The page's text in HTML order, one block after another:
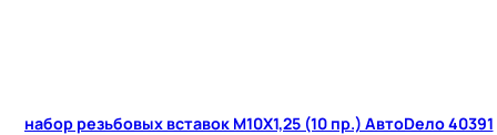
набор резьбовых вставок М10Х1,25 (10 пр.) АвтоDело 40391